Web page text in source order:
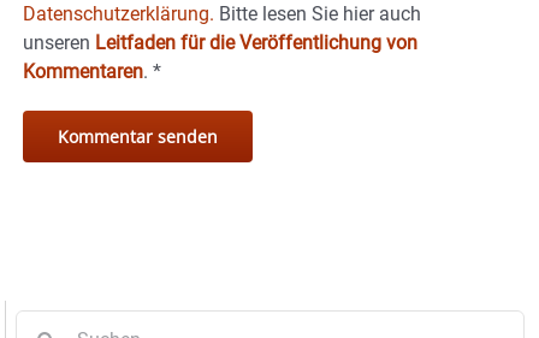
Datenschutzerklärung. Bitte lesen Sie hier auch
unseren Leitfaden für die Veröffentlichung von
Kommentaren. *